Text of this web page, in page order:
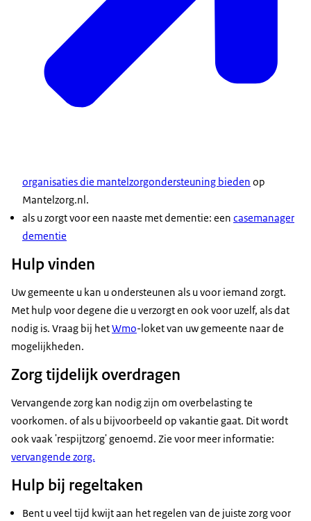
organisaties die mantelzorgondersteuning bieden op
Mantelzorg.nl.
als u zorgt voor een naaste met dementie: een casemanager
dementie
Hulp vinden
Uw gemeente u kan u ondersteunen als u voor iemand zorgt.
Met hulp voor degene die u verzorgt en ook voor uzelf, als dat
nodig is. Vraag bij hetWmo-loket van uw gemeente naar de
mogelijkheden.
Zorg tijdelijk overdragen
Vervangende zorg kan nodig zijn om overbelasting te
voorkomen. of als u bijvoorbeeld op vakantie gaat. Dit wordt
ook vaak 'respijtzorg' genoemd. Zie voor meer informatie:
vervangende zorg.
Hulp bij regeltaken
Bent u veel tijd kwijt aan het regelen van de juiste zorg voor